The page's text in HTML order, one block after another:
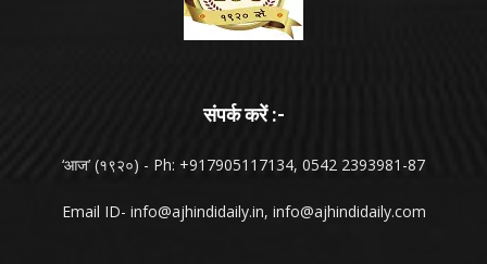
संपर्क करें :-
‘आज’ (१९२०) - Ph: +917905117134, 0542 2393981-87
Email ID- info@ajhindidaily.in, info@ajhindidaily.com